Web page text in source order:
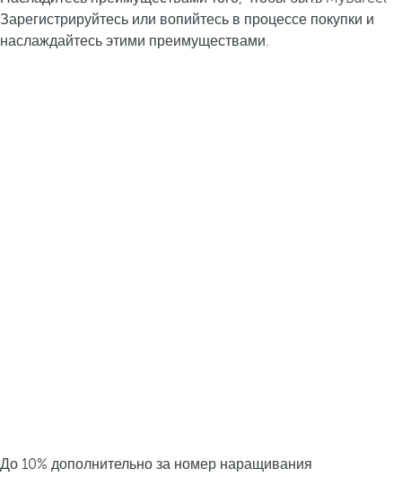
Зарегистрируйтесь или вопийтесь в процессе покупки и
наслаждайтесь этими преимуществами.
До 10% дополнительно за номер наращивания